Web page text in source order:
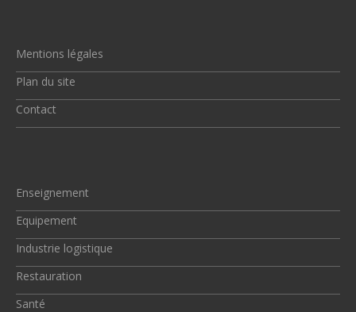
Mentions légales
Plan du site
Contact
Enseignement
Equipement
Industrie logistique
Restauration
Santé